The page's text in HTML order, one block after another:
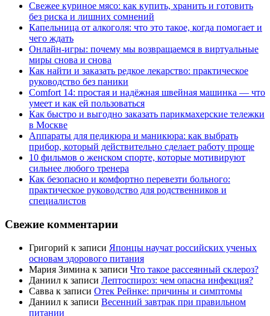
Свежее куриное мясо: как купить, хранить и готовить
без риска и лишних сомнений
Капельница от алкоголя: что это такое, когда помогает и
чего ждать
Онлайн-игры: почему мы возвращаемся в виртуальные
миры снова и снова
Как найти и заказать редкое лекарство: практическое
руководство без паники
Comfort 14: простая и надёжная швейная машинка — что
умеет и как ей пользоваться
Как быстро и выгодно заказать парикмахерские тележки
в Москве
Аппараты для педикюра и маникюра: как выбрать
прибор, который действительно сделает работу проще
10 фильмов о женском спорте, которые мотивируют
сильнее любого тренера
Как безопасно и комфортно перевезти больного:
практическое руководство для родственников и
специалистов
Свежие комментарии
Григорий к записи Японцы научат российских ученых
основам здорового питания
Мария Зимина к записи Что такое рассеянный склероз?
Даниил к записи Лептоспироз: чем опасна инфекция?
Савва к записи Отек Рейнке: причины и симптомы
Даниил к записи Весенний завтрак при правильном
питании